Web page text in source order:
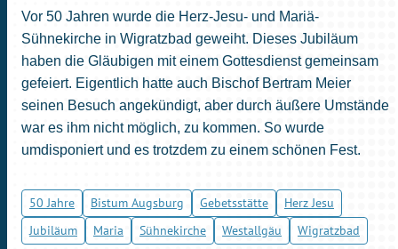
Vor 50 Jahren wurde die Herz-Jesu- und Mariä-
Sühnekirche in Wigratzbad geweiht. Dieses Jubiläum
haben die Gläubigen mit einem Gottesdienst gemeinsam
gefeiert. Eigentlich hatte auch Bischof Bertram Meier
seinen Besuch angekündigt, aber durch äußere Umstände
war es ihm nicht möglich, zu kommen. So wurde
umdisponiert und es trotzdem zu einem schönen Fest.
50 Jahre Bistum Augsburg Gebetsstätte
Herz Jesu
Jubiläum
Maria Sühnekirche Westallgäu Wigratzbad